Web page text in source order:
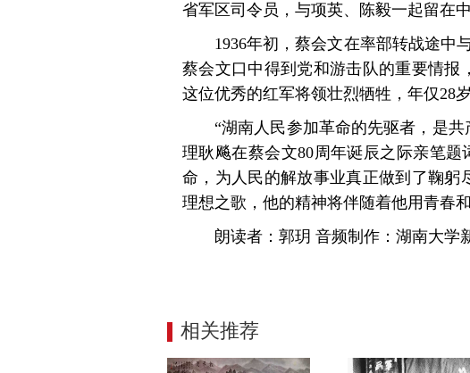
省军区司令员，与项英、陈毅一起留在
1936年初，蔡会文在率部转战途中
蔡会文口中得到党和游击队的重要情报
这位优秀的红军将领壮烈牺牲，年仅28岁
“湖南人民参加革命的先驱者，是
理耿飚在蔡会文80周年诞辰之际亲笔
命，为人民的解放事业真正做到了鞠躬
理想之歌，他的精神将伴随着他用青春
朗读者：郭玥 音频制作：湖南大学
相关推荐